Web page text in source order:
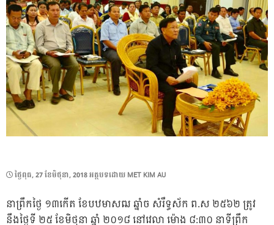
POSTED
ថ្ងៃ​ពុធ, 27 ខែ​មិថុនា, 2018អត្ថបទដោយ MET KIM AU
នាព្រឹកថ្ងៃ ១៣កើត ខែបឋមាសឍ ឆ្នាំច សំរឹទ្ធស័ក ព.ស ២៥៦២ ត្រូវ
នឹងថ្ងៃទី ២៥ ខែមិថុនា ឆ្នាំ ២០១៨ នៅវេលា ម៉ោង ៨:៣០ នាទីព្រឹក